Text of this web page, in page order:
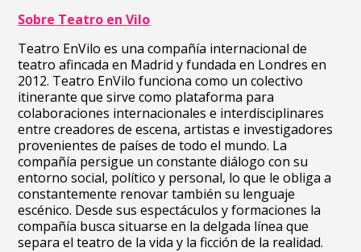
Sobre Teatro en Vilo
Teatro EnVilo es una compañía internacional de
teatro afincada en Madrid y fundada en Londres en
2012. Teatro EnVilo funciona como un colectivo
itinerante que sirve como plataforma para
colaboraciones internacionales e interdisciplinares
entre creadores de escena, artistas e investigadores
provenientes de países de todo el mundo. La
compañía persigue un constante diálogo con su
entorno social, político y personal, lo que le obliga a
constantemente renovar también su lenguaje
escénico. Desde sus espectáculos y formaciones la
compañía busca situarse en la delgada línea que
separa el teatro de la vida y la ficción de la realidad.